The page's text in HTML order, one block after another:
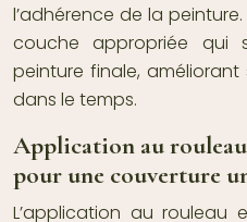
l’adhérence de la
couche appropriée qui
peinture finale,
dans le temps.
Application au
pour une couverture
L’application au rouleau